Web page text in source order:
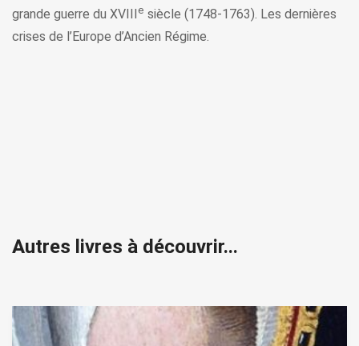
grande guerre du XVIIIe siècle (1748-1763). Les dernières
crises de l’Europe d’Ancien Régime.
Autres livres à découvrir...